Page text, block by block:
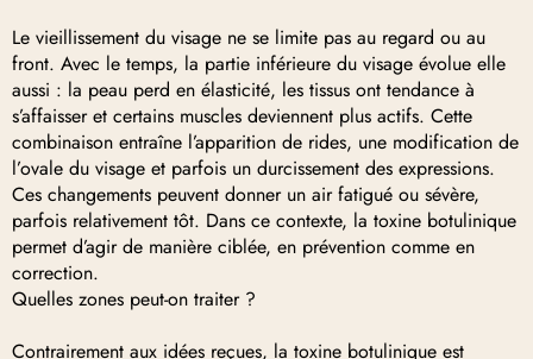
Le vieillissement du visage ne se limite pas au regard ou au
front. Avec le temps, la partie inférieure du visage évolue elle
aussi : la peau perd en élasticité, les tissus ont tendance à
s’affaisser et certains muscles deviennent plus actifs. Cette
combinaison entraîne l’apparition de rides, une modification de
l’ovale du visage et parfois un durcissement des expressions.
Ces changements peuvent donner un air fatigué ou sévère,
parfois relativement tôt. Dans ce contexte, la toxine botulinique
permet d’agir de manière ciblée, en prévention comme en
correction.
Quelles zones peut-on traiter ?
Contrairement aux idées reçues, la toxine botulinique est